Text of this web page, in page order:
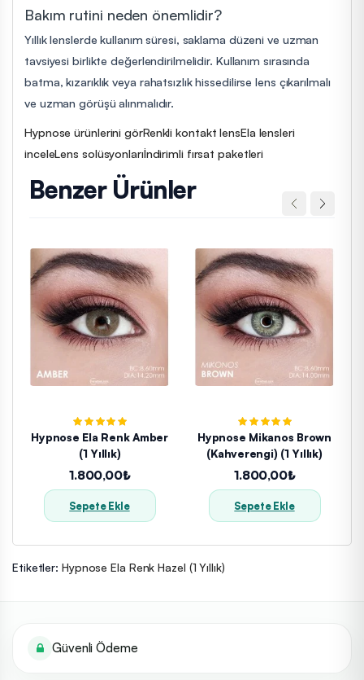
Bakım rutini neden önemlidir?
Yıllık lenslerde kullanım süresi, saklama düzeni ve uzman
tavsiyesi birlikte değerlendirilmelidir. Kullanım sırasında
batma, kızarıklık veya rahatsızlık hissedilirse lens çıkarılmalı
ve uzman görüşü alınmalıdır.
Hypnose ürünlerini görRenkli kontakt lensEla lensleri
inceleLens solüsyonlarıİndirimli fırsat paketleri
Benzer Ürünler
Hypnose Ela Renk Amber
(1 Yıllık)
1.800,00₺
Sepete Ekle
Hypnose Mikanos Brown
(Kahverengi) (1 Yıllık)
1.800,00₺
Sepete Ekle
Etiketler: Hypnose Ela Renk Hazel (1 Yıllık)
Güvenli Ödeme